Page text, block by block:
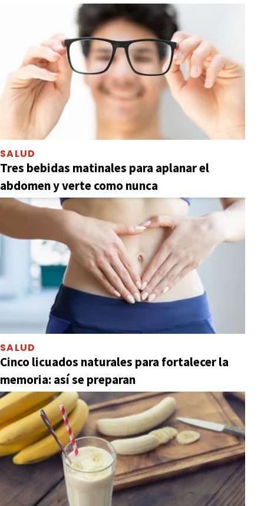
SALUD
Tres bebidas matinales para aplanar el
abdomen y verte como nunca
SALUD
Cinco licuados naturales para fortalecer la
memoria: así se preparan